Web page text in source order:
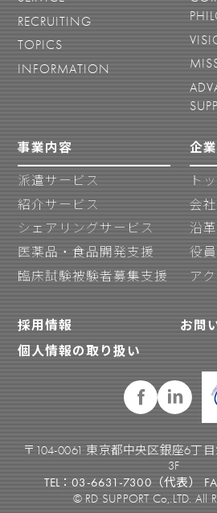
RECRUITING
TOPICS
INFORMATION
事業内容
派遣サービス
紹介サービス
シェアリングサービス
医薬品・食品開発支援
臨床試験被験者募集支援
企
ト
会
沿革
役
ア
採用情報
お問
個人情報の取り扱い
〒104-0061 東京都中央区銀座6丁
3F
TEL：03-6631-7300（代表）
© RD SUPPORT Co,.LTD. All